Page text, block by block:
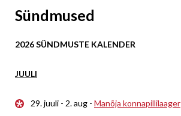
Sündmused
2026 SÜNDMUSTE KALENDER
JUULI
29. juuli - 2. aug - Manõja konnapillilaager